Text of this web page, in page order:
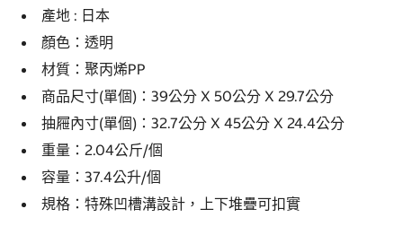
產地 : 日本
顏色：透明
材質：聚丙烯PP
商品尺寸(單個)：39公分 X 50公分 X 29.7公分
抽屜內寸(單個)：32.7公分 X 45公分 X 24.4公分
重量：2.04公斤/個
容量：37.4公升/個
規格：特殊凹槽溝設計，上下堆疊可扣實